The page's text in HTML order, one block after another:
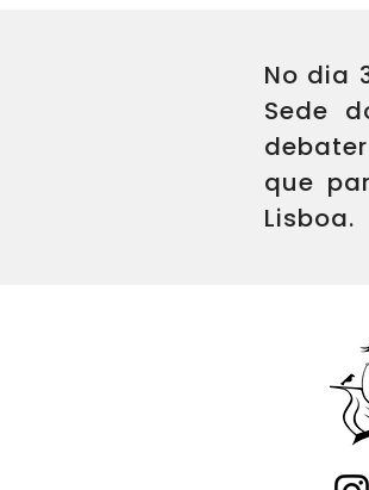
No dia
Sede
que
Lisboa.